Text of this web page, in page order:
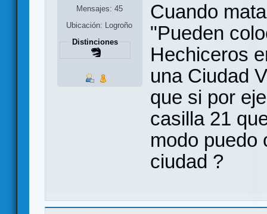
Mensajes: 45
Ubicación: Logroño
Distinciones
Cuando
"Pueden
Hechiceros
una Ciudad
que si por
casilla 21
modo puedo
ciudad ?